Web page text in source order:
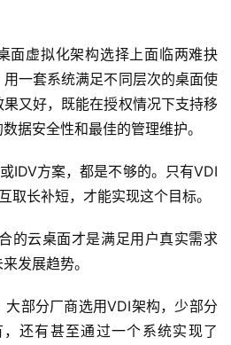
面虚拟化架构选择上面临两难抉
一套系统满足不同层次的桌面使
又好，既能在授权情况下支持移
据安全性和最佳的管理维护。
IDV方案，都是不够的。只有VDI
取长补短，才能实现这个目标。
的云桌面才是满足用户真实需求
发展趋势。
大部分厂商选用VDI架构，少部分
还有甚至通过一个系统实现了